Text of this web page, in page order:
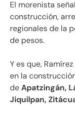
El morenista
construcción,
regionales de la
de pesos.
Y es que,
en la
deApatzingán,
Jiquilpan,